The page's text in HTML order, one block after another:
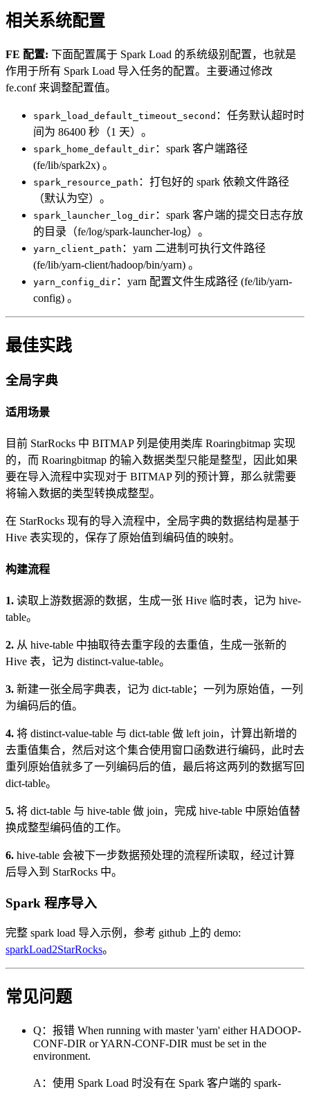
相关系统配置
FE 配置: 下面配置属于 Spark Load 的系统级别配置，也就是
作用于所有 Spark Load 导入任务的配置。主要通过修改
fe.conf 来调整配置值。
spark_load_default_timeout_second ：任务默认超时时
间为 86400 秒（1 天）。
spark_home_default_dir ：spark 客户端路径
(fe/lib/spark2x) 。
spark_resource_path ：打包好的 spark 依赖文件路径
（默认为空）。
spark_launcher_log_dir ：spark 客户端的提交日志存放
的目录（fe/log/spark-launcher-log）。
yarn_client_path ：yarn 二进制可执行文件路径
(fe/lib/yarn-client/hadoop/bin/yarn) 。
yarn_config_dir ：yarn 配置文件生成路径 (fe/lib/yarn-
config) 。
最佳实践
全局字典
适用场景
目前 StarRocks 中 BITMAP 列是使用类库 Roaringbitmap 实现
的，而 Roaringbitmap 的输入数据类型只能是整型，因此如果
要在导入流程中实现对于 BITMAP 列的预计算，那么就需要
将输入数据的类型转换成整型。
在 StarRocks 现有的导入流程中，全局字典的数据结构是基于
Hive 表实现的，保存了原始值到编码值的映射。
构建流程
1. 读取上游数据源的数据，生成一张 Hive 临时表，记为 hive-
table。
2. 从 hive-table 中抽取待去重字段的去重值，生成一张新的
Hive 表，记为 distinct-value-table。
3. 新建一张全局字典表，记为 dict-table；一列为原始值，一列
为编码后的值。
4. 将 distinct-value-table 与 dict-table 做 left join，计算出新增的
去重值集合，然后对这个集合使用窗口函数进行编码，此时去
重列原始值就多了一列编码后的值，最后将这两列的数据写回
dict-table。
5. 将 dict-table 与 hive-table 做 join，完成 hive-table 中原始值替
换成整型编码值的工作。
6. hive-table 会被下一步数据预处理的流程所读取，经过计算
后导入到 StarRocks 中。
Spark 程序导入
完整 spark load 导入示例，参考 github 上的 demo:
sparkLoad2StarRocks。
常见问题
Q：报错 When running with master 'yarn' either HADOOP-
CONF-DIR or YARN-CONF-DIR must be set in the
environment.
A：使用 Spark Load 时没有在 Spark 客户端的 spark-